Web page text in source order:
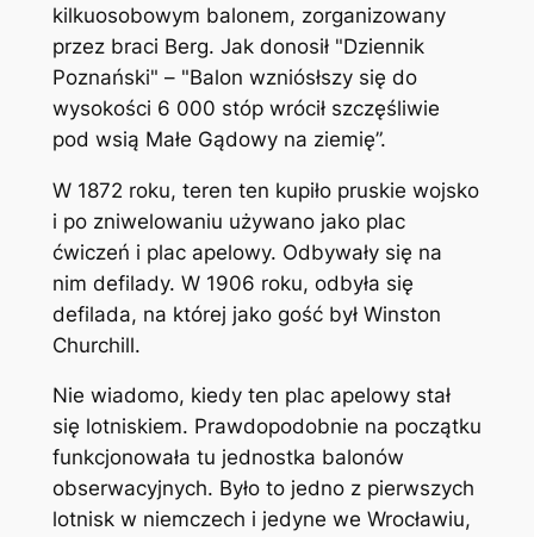
kilkuosobowym balonem, zorganizowany
przez braci Berg. Jak donosił "Dziennik
Poznański" – "Balon wzniósłszy się do
wysokości 6 000 stóp wrócił szczęśliwie
pod wsią Małe Gądowy na ziemię”.
W 1872 roku, teren ten kupiło pruskie wojsko
i po zniwelowaniu używano jako plac
ćwiczeń i plac apelowy. Odbywały się na
nim defilady. W 1906 roku, odbyła się
defilada, na której jako gość był Winston
Churchill.
Nie wiadomo, kiedy ten plac apelowy stał
się lotniskiem. Prawdopodobnie na początku
funkcjonowała tu jednostka balonów
obserwacyjnych. Było to jedno z pierwszych
lotnisk w niemczech i jedyne we Wrocławiu,